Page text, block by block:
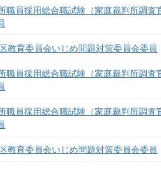
職員採用総合職試験（家庭裁判所調査
教育委員会いじめ問題対策委員会委員
職員採用総合職試験（家庭裁判所調査
職員採用総合職試験（家庭裁判所調査
教育委員会いじめ問題対策委員会委員